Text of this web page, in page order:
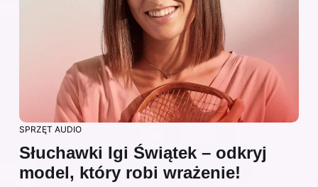
SPRZĘT AUDIO
Słuchawki Igi Świątek – odkryj
model, który robi wrażenie!